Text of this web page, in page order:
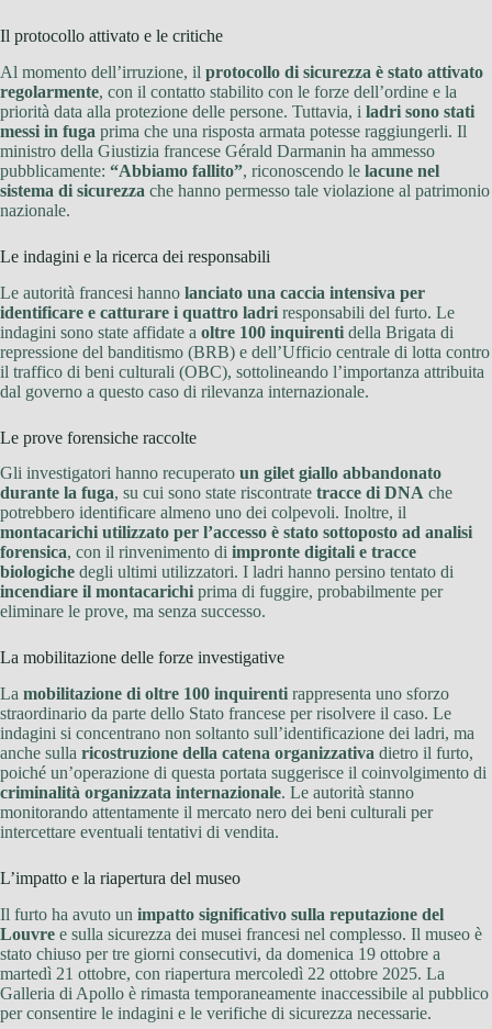
Il protocollo attivato e le critiche
Al momento dell’irruzione, il protocollo di sicurezza è stato attivato
regolarmente, con il contatto stabilito con le forze dell’ordine e la
priorità data alla protezione delle persone. Tuttavia, i ladri sono stati
messi in fuga prima che una risposta armata potesse raggiungerli. Il
ministro della Giustizia francese Gérald Darmanin ha ammesso
pubblicamente: “Abbiamo fallito”, riconoscendo le lacune nel
sistema di sicurezza che hanno permesso tale violazione al patrimonio
nazionale.
Le indagini e la ricerca dei responsabili
Le autorità francesi hanno lanciato una caccia intensiva per
identificare e catturare i quattro ladri responsabili del furto. Le
indagini sono state affidate a oltre 100 inquirenti della Brigata di
repressione del banditismo (BRB) e dell’Ufficio centrale di lotta contro
il traffico di beni culturali (OBC), sottolineando l’importanza attribuita
dal governo a questo caso di rilevanza internazionale.
Le prove forensiche raccolte
Gli investigatori hanno recuperato un gilet giallo abbandonato
durante la fuga, su cui sono state riscontrate tracce di DNA che
potrebbero identificare almeno uno dei colpevoli. Inoltre, il
montacarichi utilizzato per l’accesso è stato sottoposto ad analisi
forensica, con il rinvenimento di impronte digitali e tracce
biologiche degli ultimi utilizzatori. I ladri hanno persino tentato di
incendiare il montacarichi prima di fuggire, probabilmente per
eliminare le prove, ma senza successo.
La mobilitazione delle forze investigative
La mobilitazione di oltre 100 inquirenti rappresenta uno sforzo
straordinario da parte dello Stato francese per risolvere il caso. Le
indagini si concentrano non soltanto sull’identificazione dei ladri, ma
anche sulla ricostruzione della catena organizzativa dietro il furto,
poiché un’operazione di questa portata suggerisce il coinvolgimento di
criminalità organizzata internazionale. Le autorità stanno
monitorando attentamente il mercato nero dei beni culturali per
intercettare eventuali tentativi di vendita.
L’impatto e la riapertura del museo
Il furto ha avuto un impatto significativo sulla reputazione del
Louvre e sulla sicurezza dei musei francesi nel complesso. Il museo è
stato chiuso per tre giorni consecutivi, da domenica 19 ottobre a
martedì 21 ottobre, con riapertura mercoledì 22 ottobre 2025. La
Galleria di Apollo è rimasta temporaneamente inaccessibile al pubblico
per consentire le indagini e le verifiche di sicurezza necessarie.